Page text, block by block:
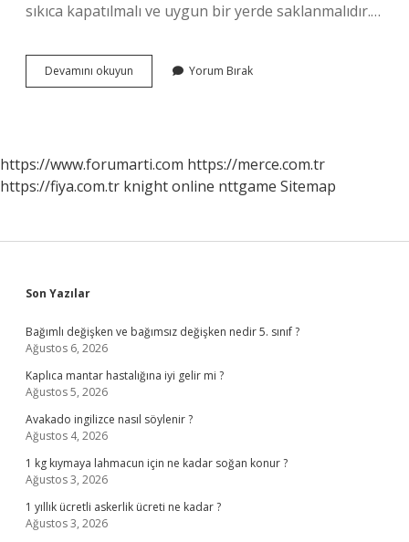
sıkıca kapatılmalı ve uygun bir yerde saklanmalıdır.…
Devamını okuyun
Böceklenmesini
Yorum Bırak
https://www.forumarti.com https://merce.com.tr
https://fiya.com.tr knight online nttgame Sitemap
Sidebar
Son Yazılar
Bağımlı değişken ve bağımsız değişken nedir 5. sınıf ?
Ağustos 6, 2026
Kaplıca mantar hastalığına iyi gelir mi ?
Ağustos 5, 2026
Avakado ingilizce nasıl söylenir ?
Ağustos 4, 2026
1 kg kıymaya lahmacun için ne kadar soğan konur ?
Ağustos 3, 2026
1 yıllık ücretli askerlik ücreti ne kadar ?
Ağustos 3, 2026